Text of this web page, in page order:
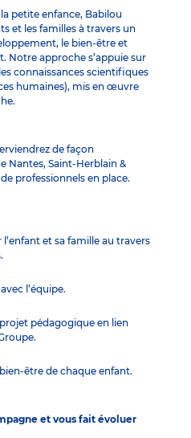
petite enfance, Babilou
et les familles à travers un
le bien-être et
Notre approche s’appuie sur
connaissances scientifiques
humaines), mis en œuvre
de façon
Nantes, Saint-Herblain &
professionnels en place.
et sa famille au travers
l’équipe.
pédagogique en lien
être de chaque enfant.
et vous fait évoluer